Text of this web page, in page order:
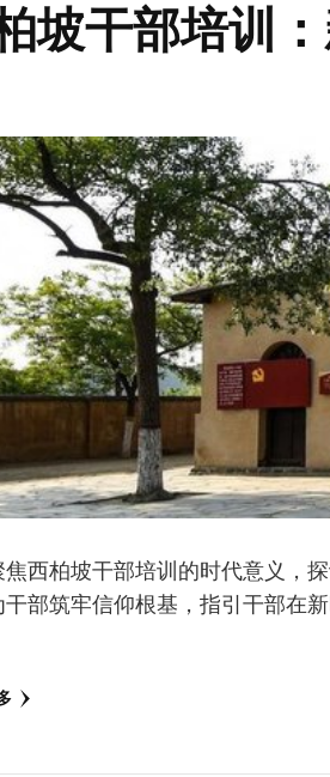
坡干部培训
焦西柏坡干部培训的时代意义，
干部筑牢信仰根基，指引干部在